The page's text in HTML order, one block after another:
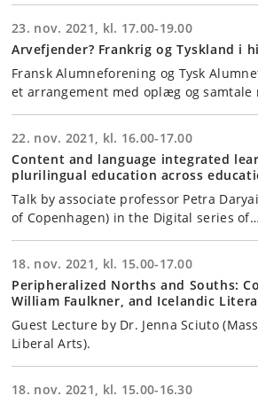
23. nov. 2021, kl. 17.00-19.00
Arvefjender? Frankrig og Tyskland i
Fransk Alumneforening og Tysk
et arrangement med oplæg og samtale
22. nov. 2021, kl. 16.00-17.00
Content and language integrated
plurilingual education across
Talk by associate professor Petra
of Copenhagen) in the Digital series of…
18. nov. 2021, kl. 15.00-17.00
Peripheralized Norths and Souths:
William Faulkner, and Icelandic
Guest Lecture by Dr. Jenna Sciuto
Liberal Arts).
18. nov. 2021, kl. 15.00-16.30